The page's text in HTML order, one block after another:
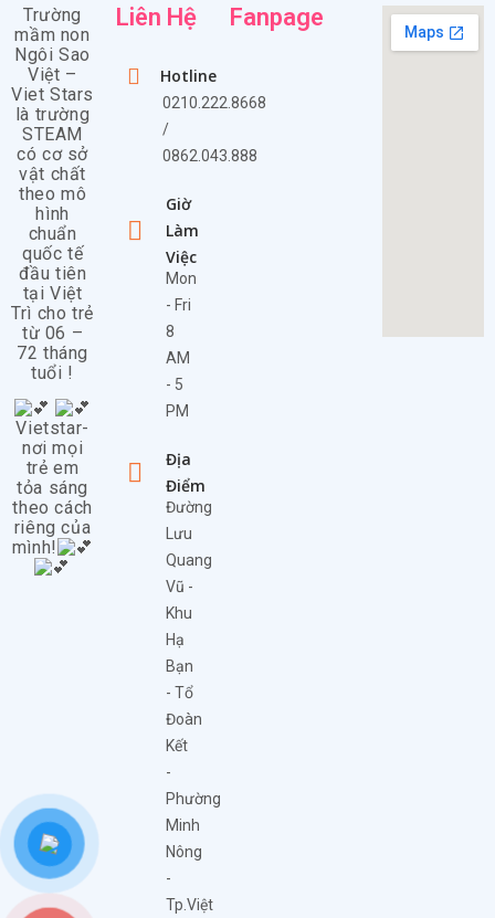
Trường
mầm non
Ngôi Sao
Việt –
Viet Stars
là trường
STEAM
có cơ sở
vật chất
theo mô
hình
chuẩn
quốc tế
đầu tiên
tại Việt
Trì cho trẻ
từ 06 –
72 tháng
tuổi !
Vietstar-
nơi mọi
trẻ em
tỏa sáng
theo cách
riêng của
mình!
Liên Hệ
Hotline
0210.222.8668
/
0862.043.888
Giờ
Làm
Việc
Mon
- Fri
8
AM
- 5
PM
Địa
Điểm
Đường
Lưu
Quang
Vũ -
Khu
Hạ
Bạn
- Tổ
Đoàn
Kết
-
Phường
Minh
Nông
-
Tp.Việt
Fanpage